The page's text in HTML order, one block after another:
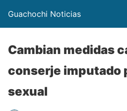
Guachochi Noticias
Cambian medidas
conserje imputado
sexual